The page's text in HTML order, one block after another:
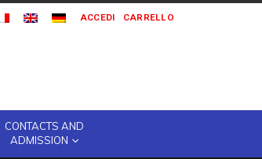
ACCEDI CARRELLO
CONTACTS AND
ADMISSION